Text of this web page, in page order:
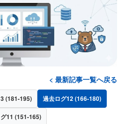
< 最新記事一覧へ戻る
(181-195) 過去ログ12 (166-180)
11 (151-165)